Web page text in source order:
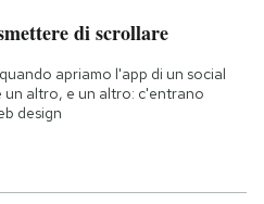
di scrollare
apriamo l'app di un social
altro, e un altro: c'entrano
design